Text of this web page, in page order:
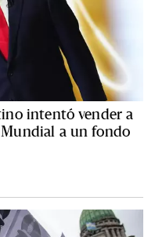
intentó vender a
a un fondo